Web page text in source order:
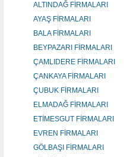
ALTINDAĞ FİRMALARI
AYAŞ FİRMALARI
BALA FİRMALARI
BEYPAZARI FİRMALARI
ÇAMLIDERE FİRMALARI
ÇANKAYA FİRMALARI
ÇUBUK FİRMALARI
ELMADAĞ FİRMALARI
ETİMESGUT FİRMALARI
EVREN FİRMALARI
GÖLBAŞI FİRMALARI